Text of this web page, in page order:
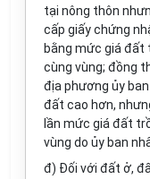
tại nông thôn
cấp giấy chứng
bằng mức giá đất
cùng vùng; đồng
địa phương ủy
đất cao hơn,
lần mức giá đất
vùng do ủy ban
đ) Đối với đất ở,